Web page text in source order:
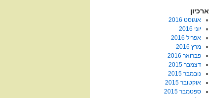
ארכיון
אוגוסט 2016
יוני 2016
אפריל 2016
מרץ 2016
פברואר 2016
דצמבר 2015
נובמבר 2015
אוקטובר 2015
ספטמבר 2015